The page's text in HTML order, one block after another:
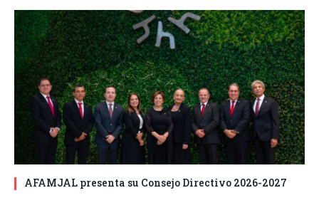
AFAMJAL presenta su Consejo Directivo 2026-2027